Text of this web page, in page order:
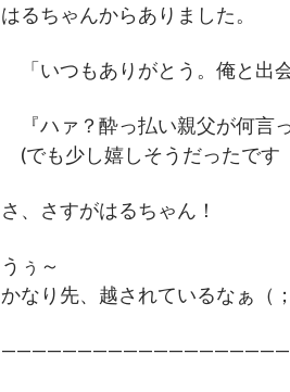
はるちゃんからありました。
「いつもありがとう。俺と出
『ハァ？酔っ払い親父が何言
(でも少し嬉しそうだったで
さ、さすがはるちゃん！
うぅ～
かなり先、越されているなぁ（